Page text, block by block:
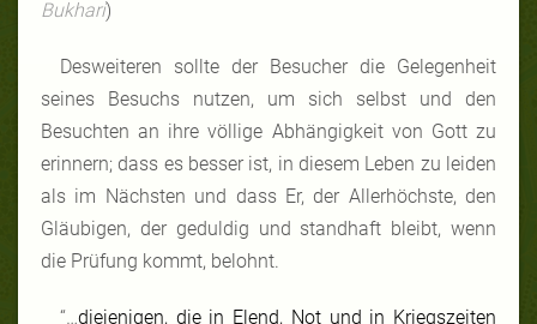
Bukhari)
Desweiteren sollte der Besucher die Gelegenheit
seines Besuchs nutzen, um sich selbst und den
Besuchten an ihre völlige Abhängigkeit von Gott zu
erinnern; dass es besser ist, in diesem Leben zu leiden
als im Nächsten und dass Er, der Allerhöchste, den
Gläubigen, der geduldig und standhaft bleibt, wenn
die Prüfung kommt, belohnt.
“…diejenigen, die in Elend, Not und in Kriegszeiten